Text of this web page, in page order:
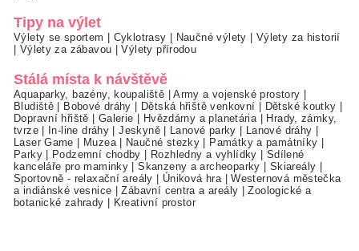
Tipy na výlet
Výlety se sportem Cyklotrasy Naučné výlety
Výlety za historií
Výlety za zábavou |Výlety přírodou
Stálá místa k návštěvě
Aquaparky, bazény, koupaliště |Army a vojenské prostory
Bludiště
Bobové dráhy Dětská hřiště venkovní Dětské koutky
Dopravní hřiště
Galerie Hvězdárny a planetária|
Hrady, zámky,
tvrze| In-line dráhy |Jeskyně| Lanové parky Lanové dráhy
Laser Game
Muzea| Naučné stezky Památky a památníky
Parky| Podzemní chodby Rozhledny a vyhlídky
Sdílené
kanceláře pro maminky |Skanzeny a archeoparky Skiareály
Sportovně - relaxační areály
Úniková hra|Westernová městečka
a indiánské vesnice |Zábavní centra a areály |Zoologické a
botanické zahrady
Kreativní prostor